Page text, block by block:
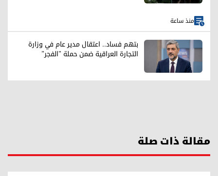
منذ ساعة
بتهم فساد.. اعتقال مدير عام في وزارة
التجارة العراقية ضمن حملة "الفجر"
مقالة ذات صلة